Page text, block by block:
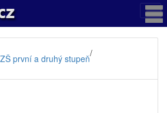
ZŠ první a druhý stupeň/